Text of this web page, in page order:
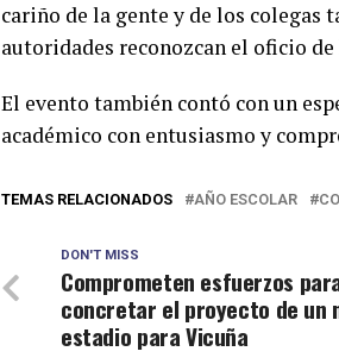
cariño de la gente y de los colegas
autoridades reconozcan el oficio
El evento también contó con un
académico con entusiasmo y
TEMAS RELACIONADOS AÑO ESCOLAR
DON'T MISS
Comprometen esfuerzos
concretar el proyecto de un
estadio para Vicuña